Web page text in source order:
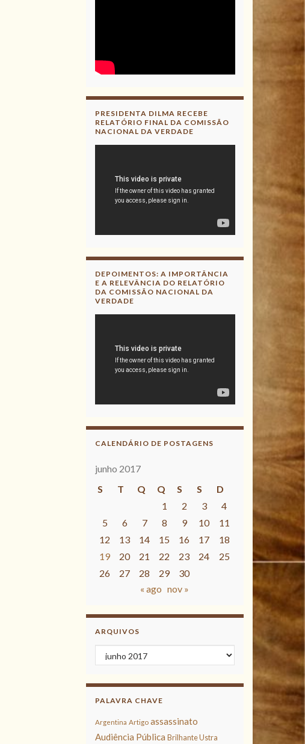
PRESIDENTA DILMA RECEBE
RELATÓRIO FINAL DA COMISSÃO
NACIONAL DA VERDADE
DEPOIMENTOS: A IMPORTÂNCIA
E A RELEVÂNCIA DO RELATÓRIO
DA COMISSÃO NACIONAL DA
VERDADE
CALENDÁRIO DE POSTAGENS
junho 2017
S
T Q Q S S
D
1
2 3
4
5
6 7 8 9 10
11
12
13 14 15 16 17
18
19
20 21 22 23 24
25
26
27 28 29
30
« ago nov »
ARQUIVOS
Arquivos
PALAVRA CHAVE
Argentina Artigo assassinato
Audiência Pública Brilhante Ustra